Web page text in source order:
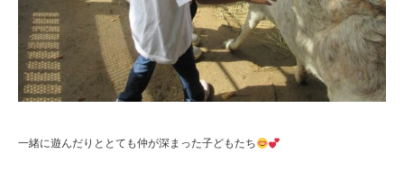
一緒に遊んだりととても仲が深まった子どもたち